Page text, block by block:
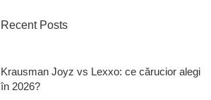
Recent Posts
Krausman Joyz vs Lexxo: ce cărucior alegi
în 2026?